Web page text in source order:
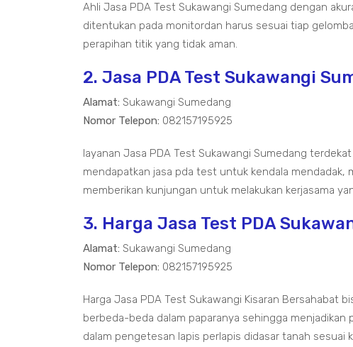
Ahli Jasa PDA Test Sukawangi Sumedang dengan
ditentukan pada monitordan harus sesuai tiap
perapihan titik yang tidak aman.
2. Jasa PDA Test Sukawangi
Alamat: Sukawangi Sumedang
Nomor Telepon: 082157195925
layanan Jasa PDA Test Sukawangi Sumedang
mendapatkan jasa pda test untuk kendala mendadak,
memberikan kunjungan untuk melakukan kerjasama
3. Harga Jasa Test PDA
Alamat: Sukawangi Sumedang
Nomor Telepon: 082157195925
Harga Jasa PDA Test Sukawangi Kisaran Bersahabat
berbeda-beda dalam paparanya sehingga
dalam pengetesan lapis perlapis didasar tanah